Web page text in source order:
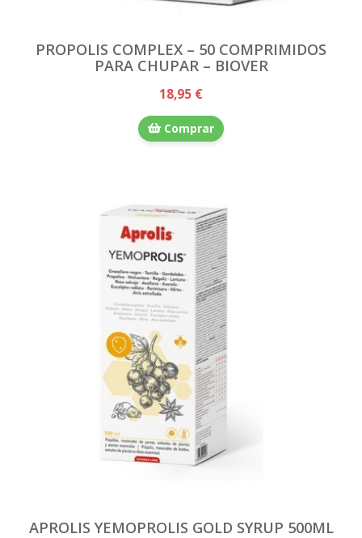
PROPOLIS COMPLEX – 50 COMPRIMIDOS
PARA CHUPAR – BIOVER
18,95 €
Comprar
APROLIS YEMOPROLIS GOLD SYRUP 500ML